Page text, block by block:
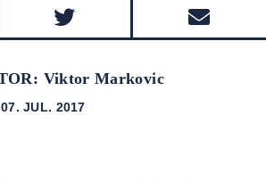
Viktor Markovic
07. JUL. 2017